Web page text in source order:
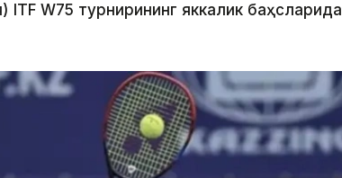
W75 турнирининг яккалик баҳсларида